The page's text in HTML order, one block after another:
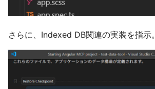
さらに、Indexed DB関連の実装を指示。